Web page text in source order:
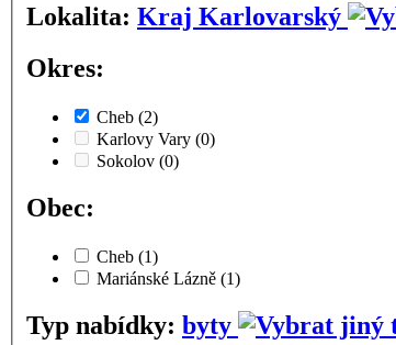
Lokalita:
Kraj Karlovarský
Okres:
Cheb (2)
Karlovy Vary (0)
Sokolov (0)
Obec:
Cheb (1)
Mariánské Lázně (1)
Typ nabídky: byty